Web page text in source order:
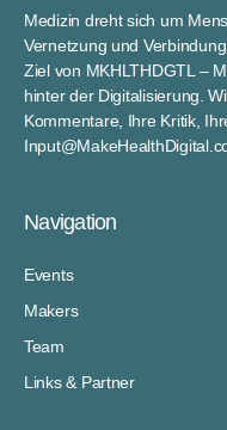
Medizin dreht sich um
Vernetzung und
Ziel von MKHLTHDGTL –
hinter der Digitalisierung.
Kommentare, Ihre Kritik,
Navigation
Events
Makers
Team
Links & Partner